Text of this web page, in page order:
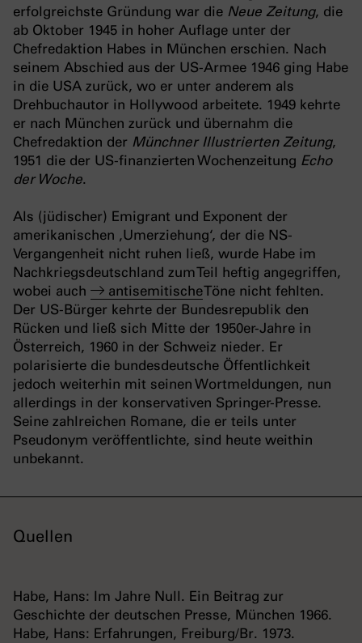
erfolgreichste Gründung war die Neue Zeitung, die
ab Oktober 1945 in hoher Auflage unter der
Chefredaktion Habes in München erschien. Nach
seinem Abschied aus der US-Armee 1946 ging Habe
in die USA zurück, wo er unter anderem als
Drehbuchautor in Hollywood arbeitete. 1949 kehrte
er nach München zurück und übernahm die
Chefredaktion der Münchner Illustrierten Zeitung,
1951 die der US-finanzierten Wochenzeitung Echo
der Woche.
Als (jüdischer) Emigrant und Exponent der
amerikanischen ‚Umerziehung‘, der die NS-
Vergangenheit nicht ruhen ließ, wurde Habe im
Nachkriegsdeutschland zum Teil heftig angegriffen,
wobei auch
antisemitischeTöne nicht fehlten.
Der US-Bürger kehrte der Bundesrepublik den
Rücken und ließ sich Mitte der 1950er-Jahre in
Österreich, 1960 in der Schweiz nieder. Er
polarisierte die bundesdeutsche Öffentlichkeit
jedoch weiterhin mit seinen Wortmeldungen, nun
allerdings in der konservativen Springer-Presse.
Seine zahlreichen Romane, die er teils unter
Pseudonym veröffentlichte, sind heute weithin
unbekannt.
Quellen
Habe, Hans: Im Jahre Null. Ein Beitrag zur
Geschichte der deutschen Presse, München 1966.
Habe, Hans: Erfahrungen, Freiburg/Br. 1973.